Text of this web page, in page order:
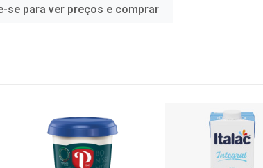
se para ver preços e comprar